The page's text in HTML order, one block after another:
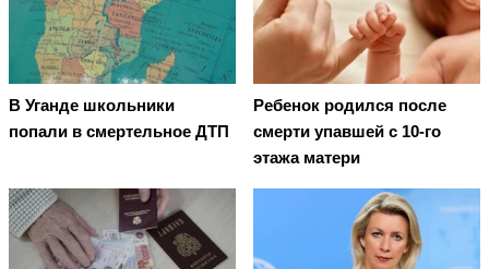
В Уганде школьники
попали в смертельное ДТП
Ребенок родился после
смерти упавшей с 10-го
этажа матери